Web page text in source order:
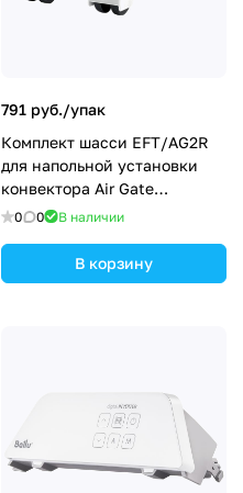
791 руб./упак
Комплект шасси EFT/AG2R
для напольной установки
конвектора Air Gate
Transformer Electrolux
0 0 В наличии
В корзину